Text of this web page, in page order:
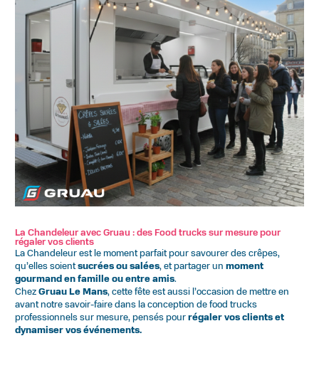
La Chandeleur avec Gruau : des Food trucks sur mesure pour
régaler vos clients
La Chandeleur est le moment parfait pour savourer des crêpes,
qu’elles soientsucrées ou salées, et partager unmoment
gourmand en famille ou entre amis.
ChezGruau Le Mans, cette fête est aussi l’occasion de mettre en
avant notre savoir-faire dans la conception de food trucks
professionnels sur mesure, pensés pourrégaler vos clients et
dynamiser vos événements.